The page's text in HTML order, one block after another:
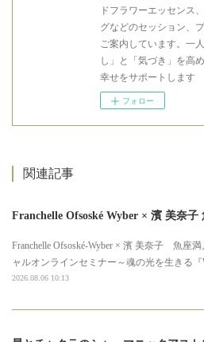
ドフラワーエッセンス
グなどのセッション、
ご案内しています。一
し」と「気づき」を高
幸せをサポートします
フォロー
関連記事
Franchelle Ofsoské-Wyber × 濱 美奈子 魚座
ャルオンラインセミナー～魂の光を生きる
2026.08.06 10:13